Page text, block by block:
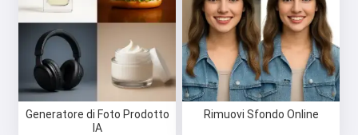
Generatore di Foto Prodotto
IA
Rimuovi Sfondo Online